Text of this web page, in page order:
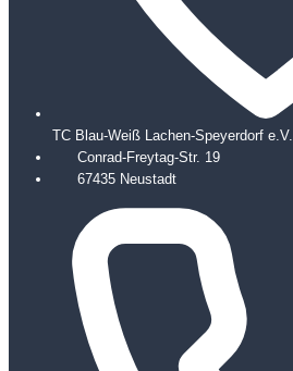
TC Blau-Weiß Lachen-Speyerdorf e.V.
Conrad-Freytag-Str. 19
67435 Neustadt